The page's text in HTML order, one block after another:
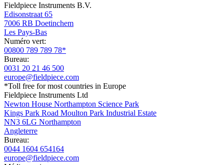
Fieldpiece Instruments B.V.
Edisonstraat 65
7006 RB Doetinchem
Les Pays-Bas
Numéro vert:
00800 789 789 78*
Bureau:
0031 20 21 46 500
europe@fieldpiece.com
*Toll free for most countries in Europe
Fieldpiece Instruments Ltd
Newton House Northampton Science Park
Kings Park Road Moulton Park Industrial Estate
NN3 6LG Northampton
Angleterre
Bureau:
0044 1604 654164
europe@fieldpiece.com